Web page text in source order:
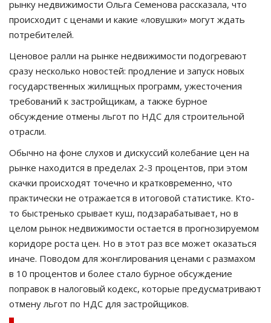
рынку недвижимости Ольга Семенова рассказала, что
происходит с ценами и какие «ловушки» могут ждать
потребителей.
Ценовое ралли на рынке недвижимости подогревают
сразу несколько новостей: продление и запуск новых
государственных жилищных программ, ужесточения
требований к застройщикам, а также бурное
обсуждение отмены льгот по НДС для строительной
отрасли.
Обычно на фоне слухов и дискуссий колебание цен на
рынке находится в пределах 2-3 процентов, при этом
скачки происходят точечно и кратковременно, что
практически не отражается в итоговой статистике. Кто-
то быстренько срывает куш, подзарабатывает, но в
целом рынок недвижимости остается в прогнозируемом
коридоре роста цен. Но в этот раз все может оказаться
иначе. Поводом для жонглирования ценами с размахом
в 10 процентов и более стало бурное обсуждение
поправок в налоговый кодекс, которые предусматривают
отмену льгот по НДС для застройщиков.